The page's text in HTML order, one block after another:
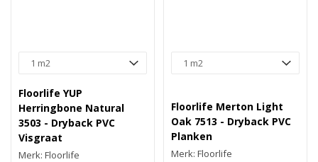
Floorlife YUP
Herringbone Natural
3503 - Dryback PVC
Visgraat
Merk: Floorlife
Floorlife Merton Light
Oak 7513 - Dryback PVC
Planken
Merk: Floorlife